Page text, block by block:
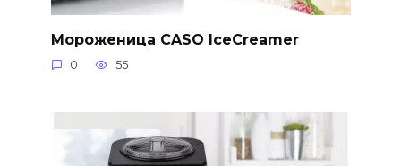
Мороженица CASO IceCreamer
0 55